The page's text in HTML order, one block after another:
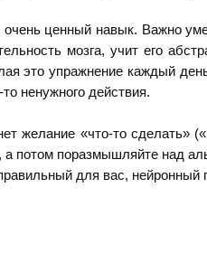
ценный навык. Важно
мозга, учит его
это упражнение каждый
ненужного действия.
желание «что-то сделать»
а потом поразмышляйте над
для вас, нейронный